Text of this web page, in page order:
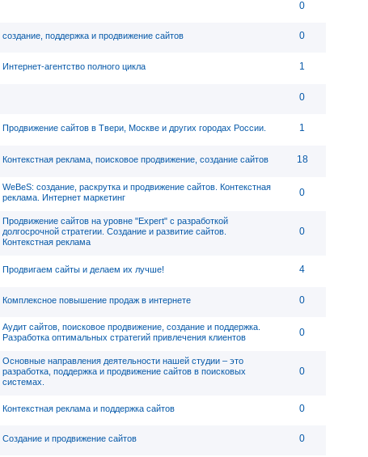
0
создание, поддержка и продвижение сайтов 0
Интернет-агентство полного цикла 1
0
Продвижение сайтов в Твери, Москве и других городах России. 1
Контекстная реклама, поисковое продвижение, создание сайтов 18
WeBeS: создание, раскрутка и продвижение сайтов. Контекстная
реклама. Интернет маркетинг
0
Продвижение сайтов на уровне "Expert" с разработкой
долгосрочной стратегии. Создание и развитие сайтов.
Контекстная реклама
0
Продвигаем сайты и делаем их лучше! 4
Комплексное повышение продаж в интернете 0
Аудит сайтов, поисковое продвижение, создание и поддержка.
Разработка оптимальных стратегий привлечения клиентов
0
Основные направления деятельности нашей студии – это
разработка, поддержка и продвижение сайтов в поисковых
системах.
0
Контекстная реклама и поддержка сайтов 0
Создание и продвижение сайтов 0